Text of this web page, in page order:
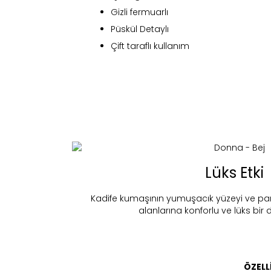
Gizli fermuarlı
Püskül Detaylı
Çift taraflı kullanım
Lüks Etki
Kadife kumaşının yumuşacık yüzeyi ve
alanlarına konforlu ve lüks bir
Bu